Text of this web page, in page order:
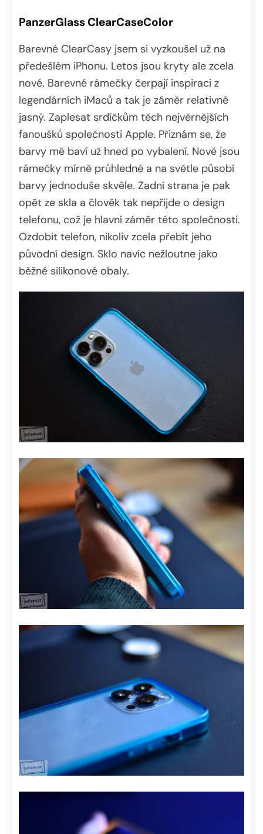
PanzerGlass ClearCaseColor
Barevné ClearCasy jsem si vyzkoušel už na
předešlém iPhonu. Letos jsou kryty ale zcela
nové. Barevné rámečky čerpají inspiraci z
legendárních iMaců a tak je záměr relativně
jasný. Zaplesat srdíčkům těch nejvěrnějších
fanoušků společnosti Apple. Přiznám se, že
barvy mě baví už hned po vybalení. Nově jsou
rámečky mírně průhledné a na světle působí
barvy jednoduše skvěle. Zadní strana je pak
opět ze skla a člověk tak nepřijde o design
telefonu, což je hlavní záměr této společnosti.
Ozdobit telefon, nikoliv zcela přebít jeho
původní design. Sklo navíc nežloutne jako
běžné silikonové obaly.